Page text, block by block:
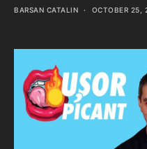
BARSAN CATALIN OCTOBER 25,